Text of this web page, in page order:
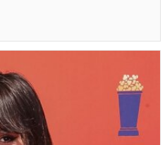
Ортега стала